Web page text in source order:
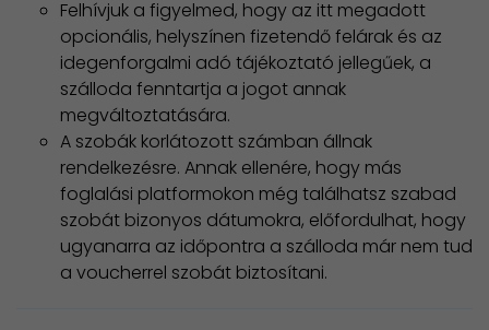
Felhívjuk a figyelmed, hogy az itt megadott
opcionális, helyszínen fizetendő felárak és az
idegenforgalmi adó tájékoztató jellegűek, a
szálloda fenntartja a jogot annak
megváltoztatására.
A szobák korlátozott számban állnak
rendelkezésre. Annak ellenére, hogy más
foglalási platformokon még találhatsz szabad
szobát bizonyos dátumokra, előfordulhat, hogy
ugyanarra az időpontra a szálloda már nem tud
a voucherrel szobát biztosítani.